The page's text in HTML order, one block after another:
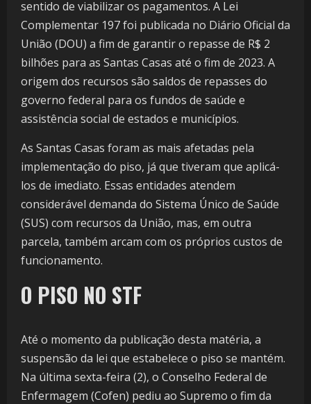
sentido de viabilizar os pagamentos. A Lei
Complementar 197 foi publicada no Diário Oficial da
União (DOU) a fim de garantir o repasse de R$ 2
bilhões para as Santas Casas até o fim de 2023. A
origem dos recursos são saldos de repasses do
governo federal para os fundos de saúde e
assistência social de estados e municípios.
As Santas Casas foram as mais afetadas pela
implementação do piso, já que tiveram que aplicá-
los de imediato. Essas entidades atendem
considerável demanda do Sistema Único de Saúde
(SUS) com recursos da União, mas, em outra
parcela, também arcam com os próprios custos de
funcionamento.
O PISO NO STF
Até o momento da publicação desta matéria, a
suspensão da lei que estabelece o piso se mantém.
Na última sexta-feira (2), o Conselho Federal de
Enfermagem (Cofen) pediu ao Supremo o fim da